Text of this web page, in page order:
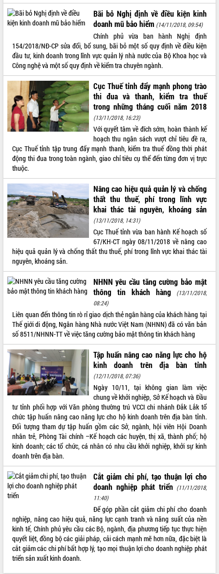
Hội nghị UBND tỉnh Đắk Lắk thường kỳ
tháng 7/2026
Lễ truy tặng danh hiệu “Bà Mẹ Việt
Nam Anh hùng” và trao Huân chương
Lao động
UBND tỉnh Đắk Lắk triển khai nhiệm
vụ 6 tháng cuối năm 2026
Kỳ họp thứ Hai, Hội đồng nhân dân
tỉnh khóa XI quyết nghị nhiều nội dung
quan trọng
Bí thư Tỉnh ủy Lương Nguyễn Minh
Triết thăm, tặng quà người có công với
cách mạng
Rà soát, hoàn thiện hệ thống thiết chế
văn hóa, thể thao đáp ứng yêu cầu
phát triển mới
Thường trực HĐND tỉnh Đắk Lắk gặp
mặt Đoàn chuyên gia y tế TP. Hồ Chí
Minh
Lễ truy điệu và an táng hài cốt liệt sĩ
tại Nghĩa trang Liệt sĩ xã Sơn Hòa
Bàn giải pháp tháo gỡ khó khăn trong
xuất khẩu sầu riêng và triển khai quy
định EUDR
Thứ trưởng Bộ Nông nghiệp và Môi
trường Nguyễn Hoàng Hiệp khảo sát
vùng trồng và doanh nghiệp đóng gói
sầu riêng tại Đắk Lắk
món ăn từ sầu riêng
Đắk Lắk công bố Quy hoạch và xúc
tiến đầu tư tỉnh
Ngành cá ngừ Đắk Lắk chủ động thích
ứng để giữ vững thị trường xuất khẩu
Diễn đàn Kinh tế tư nhân Việt Nam đột
phá cơ chế - Hợp tác công tư
Đề án 06 tạo bước ngoặt đột phá trong
cải cách hành chính tỉnh Đắk Lắk
Kết nối tour, đẩy mạnh chuyển đổi số
để phát triển du lịch Đắk Lắk
Khởi động Dự án Đầu tư xây dựng hạ
tầng kỹ thuật Cụm công nghiệp Tân
Tiến
Gặp mặt các cơ quan báo chí nhân Kỷ
niệm 101 năm Ngày Báo chí Cách
mạng Việt Nam
Đắk Lắk sơ kết 4 năm triển khai thực
Họp báo thông tin về Hội nghị Công bố
Quy hoạch và Xúc tiến đầu tư tỉnh Đắk
Lắk
Khơi thông điểm nghẽn, đẩy nhanh
THỐNG KÊ TRUY CẬP
Hôm nay: 3843
Tất cả: 66150639
Bãi bỏ Nghị định về điều kiện kinh
doanh mũ bảo hiểm (14/11/2018, 09:54)
Chính phủ vừa ban hành Nghị định
154/2018/NĐ-CP sửa đổi, bổ sung, bãi bỏ một số quy định về điều kiện
đầu tư, kinh doanh trong lĩnh vực quản lý nhà nước của Bộ Khoa học và
Công nghệ và một số quy định về kiểm tra chuyên ngành.
Cục Thuế tỉnh đẩy mạnh phong trào
thi đua và thanh, kiểm tra thuế
trong những tháng cuối năm 2018
(13/11/2018, 16:23)
Với quyết tâm về đích sớm, hoàn thành kế
hoạch thu ngân sách vượt chỉ tiêu đề ra,
Cục Thuế tỉnh tập trung đẩy mạnh thanh, kiểm tra thuế đồng thời phát
động thi đua trong toàn ngành, giao chỉ tiêu cụ thể đến từng đơn vị trực
thuộc.
Nâng cao hiệu quả quản lý và chống
thất thu thuế, phí trong lĩnh vực
khai thác tài nguyên, khoáng sản
(13/11/2018, 14:31)
Cục Thuế tỉnh vừa ban hành Kế hoạch số
67/KH-CT ngày 08/11/2018 về nâng cao
hiệu quả quản lý và chống thất thu thuế, phí trong lĩnh vực khai thác tài
nguyên, khoáng sản.
NHNN yêu cầu tăng cường bảo mật
thông tin khách hàng
(13/11/2018,
08:24)
Liên quan đến thông tin rò rỉ giao dịch thẻ ngân hàng của khách hàng tại
Thế giới di động, Ngân hàng Nhà nước Việt Nam (NHNN) đã có văn bản
số 8511/NHNN-TT về việc tăng cường bảo mật thông tin khách hàng
Tập huấn nâng cao năng lực cho hộ
kinh doanh trên địa bàn tỉnh
(12/11/2018, 07:36)
Ngày 10/11, tại không gian làm việc
chung về khởi nghiệp, Sở Kế hoạch và Đầu
tư tỉnh phối hợp với Văn phòng thường trú VCCI chi nhánh Đắk Lắk tổ
chức tập huấn nâng cao năng lực cho hộ kinh doanh trên địa bàn tỉnh.
Đối tượng tham dự tập huấn gồm các Sở, ngành, hội viên Hội Doanh
nhân trẻ, Phòng Tài chính –Kế hoạch các huyện, thị xã, thành phố; hộ
kinh doanh; các tổ chức, cá nhân có nhu cầu khởi nghiệp, khởi sự kinh
doanh trên địa bàn.
Cắt giảm chi phí, tạo thuận lợi cho
doanh nghiệp phát triển (11/11/2018,
11:40)
Để góp phần cắt giảm chi phí cho doanh
nghiệp, nâng cao hiệu quả, năng lực cạnh tranh và năng suất của nền
kinh tế, Chính phủ yêu cầu các Bộ, ngành, địa phương tiếp tục thực hiện
quyết liệt, đồng bộ các giải pháp, cải cách mạnh mẽ hơn nữa, đặc biệt là
cắt giảm các chi phí bất hợp lý, tạo mọi thuận lợi cho doanh nghiệp phát
triển sản xuất kinh doanh.